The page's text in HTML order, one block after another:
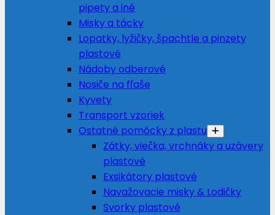
pipety a iné
Misky a tácky
Lopatky, lyžičky, špachtle a pinzety
plastové
Nádoby odberové
Nosiče na fľaše
Kyvety
Transport vzoriek
Ostatné pomôcky z plastu
Zátky, viečka, vrchnáky a uzávery
plastové
Exsikátory plastové
Navažovacie misky & Lodičky
Svorky plastové